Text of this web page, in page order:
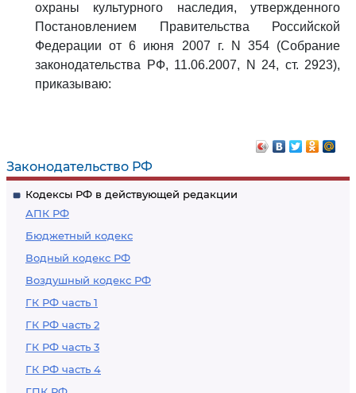
Законодательство РФ
Кодексы РФ в действующей редакции
АПК РФ
Бюджетный кодекс
Водный кодекс РФ
Воздушный кодекс РФ
ГК РФ часть 1
ГК РФ часть 2
ГК РФ часть 3
ГК РФ часть 4
охраны культурного наследия, утвержденного
Постановлением Правительства Российской
Федерации от 6 июня 2007 г. N 354 (Собрание
законодательства РФ, 11.06.2007, N 24, ст. 2923),
приказываю: